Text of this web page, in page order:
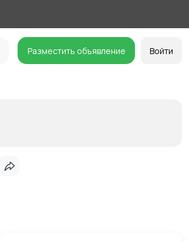
Разместить объявление Войти